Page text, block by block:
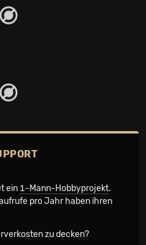
ein 1-Mann-Hobbyprojekt.
pro Jahr haben ihren
zu decken?